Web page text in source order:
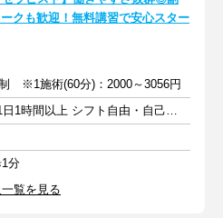
クも歓迎！無料講習で安心スター
※1施術(60分)：2000～3056円
週1日以上 1日1時間以上 シフト自由・自己申告
分
覧を見る